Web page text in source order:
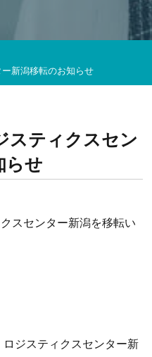
新潟移転のお知らせ
ティクスセン
らせ
スセンター新潟を移転い
ジスティクスセンター新